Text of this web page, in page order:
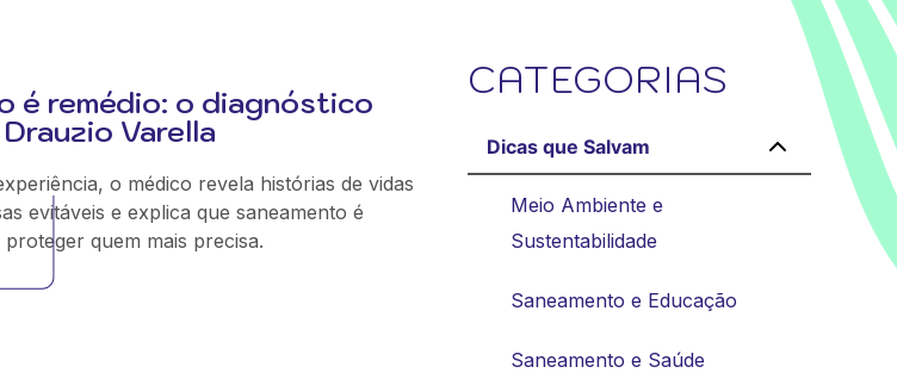
é remédio: o diagnóstico
Varella
o médico revela histórias de vidas
evitáveis e explica que saneamento é
quem mais precisa.
CATEGORIAS
Dicas que Salvam
Meio Ambiente e
Sustentabilidade
Saneamento e Educação
Saneamento e Saúde